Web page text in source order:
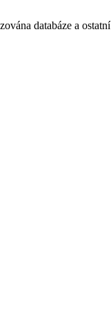
databáze a ostatní